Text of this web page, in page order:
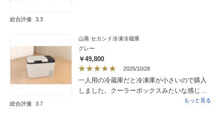
総合評価 3.3
総合評価 3.7
山善 セカンド冷凍冷蔵庫
グレー
￥49,800
2025/10/28
一人用の冷蔵庫だと冷凍庫が小さいので購入
しました。クーラーボックスみたいな感じで
たくさん入るので大満足です。音も静かで良
もっと見る